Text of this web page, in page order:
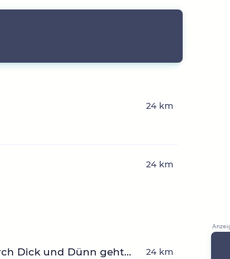
24 km
24 km
Dick und Dünn geht... 24 km